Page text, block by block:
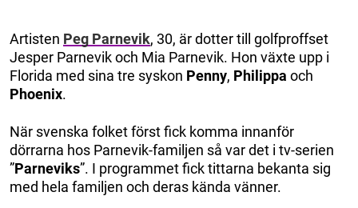
Artisten Peg Parnevik, 30, är dotter till golfproffset
Jesper Parnevik och Mia Parnevik. Hon växte upp i
Florida med sina tre syskon Penny, Philippa och
Phoenix.
När svenska folket först fick komma innanför
dörrarna hos Parnevik-familjen så var det i tv-serien
”Parneviks”. I programmet fick tittarna bekanta sig
med hela familjen och deras kända vänner.